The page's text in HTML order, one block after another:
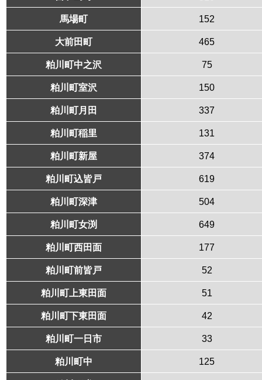
馬場町 152
大前田町 465
粕川町中之沢 75
粕川町室沢 150
粕川町月田 337
粕川町稲里 131
粕川町新屋 374
粕川町込皆戸 619
粕川町深津 504
粕川町女渕 649
粕川町西田面 177
粕川町前皆戸 52
粕川町上東田面 51
粕川町下東田面 42
粕川町一日市 33
粕川町中 125